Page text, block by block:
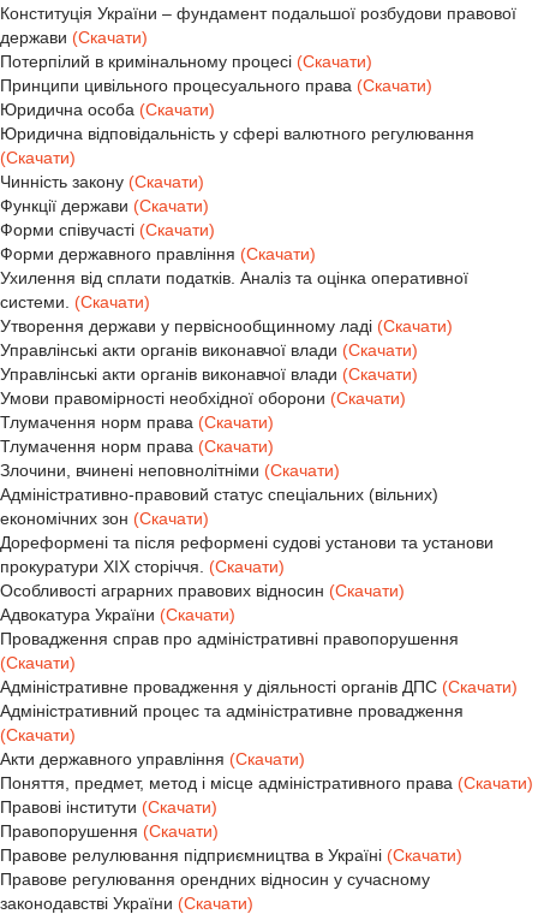
Конституція України – фундамент подальшої розбудови правової
держави (Скачати)
Потерпілий в кримінальному процесі (Скачати)
Принципи цивільного процесуального права (Скачати)
Юридична особа (Скачати)
Юридична відповідальність у сфері валютного регулювання
(Скачати)
Чинність закону (Скачати)
Функції держави (Скачати)
Форми співучасті (Скачати)
Форми державного правління (Скачати)
Ухилення від сплати податків. Аналіз та оцінка оперативної
системи. (Скачати)
Утворення держави у первіснообщинному ладі (Скачати)
Управлінські акти органів виконавчої влади (Скачати)
Управлінські акти органів виконавчої влади (Скачати)
Умови правомірності необхідної оборони (Скачати)
Тлумачення норм права (Скачати)
Тлумачення норм права (Скачати)
Злочини, вчинені неповнолітніми (Скачати)
Адміністративно-правовий статус спеціальних (вільних)
економічних зон (Скачати)
Дореформені та після реформені судові установи та установи
прокуратури ХІХ сторіччя. (Скачати)
Особливості аграрних правових відносин (Скачати)
Адвокатура України (Скачати)
Провадження справ про адміністративні правопорушення
(Скачати)
Адміністративне провадження у діяльності органів ДПС (Скачати)
Адміністративний процес та адміністративне провадження
(Скачати)
Акти державного управління (Скачати)
Поняття, предмет, метод і місце адміністративного права (Скачати)
Правові інститути (Скачати)
Правопорушення (Скачати)
Правове релулювання підприємництва в Україні (Скачати)
Правове регулювання орендних відносин у сучасному
законодавстві України (Скачати)